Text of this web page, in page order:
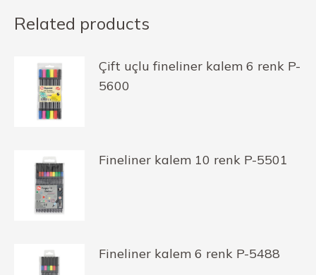
Related products
Çift uçlu fineliner kalem 6 renk P-
5600
Fineliner kalem 10 renk P-5501
Fineliner kalem 6 renk P-5488